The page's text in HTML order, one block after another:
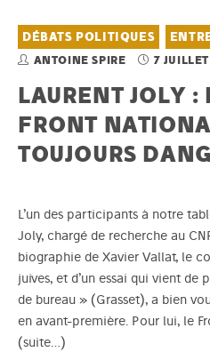
DÉBATS POLITIQUES
ANTOINE SPIRE 7
LAURENT JOLY :
FRONT
TOUJOURS
L’un des participants à notre
Joly, chargé de recherche au
biographie de Xavier Vallat, le
juives, et d’un essai qui vient de
de bureau » (Grasset), a bien
en avant-première. Pour lui, le
(suite…)